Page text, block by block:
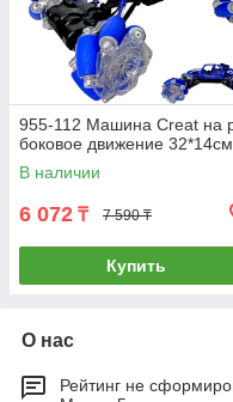
955-112 Машина Creat на
боковое движение 32*14см
В наличии
6 072 ₸ 7 590 ₸
Купить
О нас
Рейтинг не